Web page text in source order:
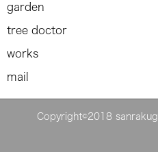
garden
tree doctor
works
mail
Copyright©2018